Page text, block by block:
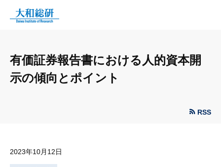
有価証券報告書における人的資本開
示の傾向とポイント
RSS
2023年10月12日